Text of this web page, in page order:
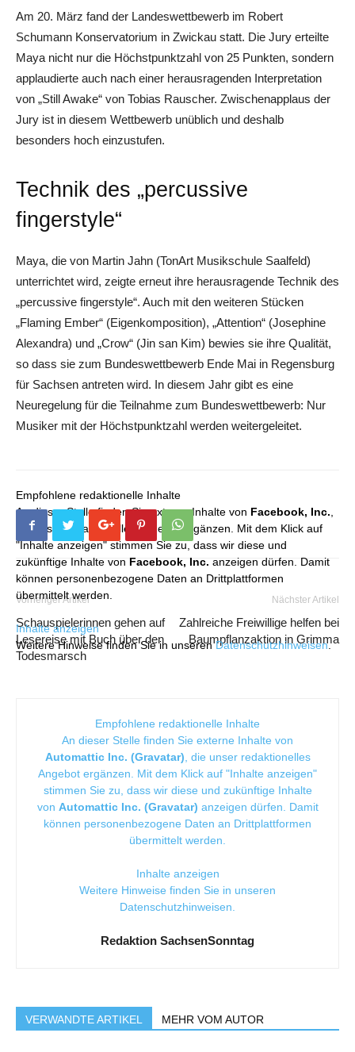
Am 20. März fand der Landeswettbewerb im Robert
Schumann Konservatorium in Zwickau statt. Die Jury erteilte
Maya nicht nur die Höchstpunktzahl von 25 Punkten, sondern
applaudierte auch nach einer herausragenden Interpretation
von „Still Awake“ von Tobias Rauscher. Zwischenapplaus der
Jury ist in diesem Wettbewerb unüblich und deshalb
besonders hoch einzustufen.
Technik des „percussive
fingerstyle“
Maya, die von Martin Jahn (TonArt Musikschule Saalfeld)
unterrichtet wird, zeigte erneut ihre herausragende Technik des
„percussive fingerstyle“. Auch mit den weiteren Stücken
„Flaming Ember“ (Eigenkomposition), „Attention“ (Josephine
Alexandra) und „Crow“ (Jin san Kim) bewies sie ihre Qualität,
so dass sie zum Bundeswettbewerb Ende Mai in Regensburg
für Sachsen antreten wird. In diesem Jahr gibt es eine
Neuregelung für die Teilnahme zum Bundeswettbewerb: Nur
Musiker mit der Höchstpunktzahl werden weitergeleitet.
Empfohlene redaktionelle Inhalte
An dieser Stelle finden Sie externe Inhalte von Facebook, Inc.
die unser redaktionelles Angebot ergänzen. Mit dem Klick auf
"Inhalte anzeigen" stimmen Sie zu, dass wir diese und
zukünftige Inhalte von Facebook, Inc. anzeigen dürfen. Damit
können personenbezogene Daten an Drittplattformen
übermittelt werden.
Inhalte anzeigen
Weitere Hinweise finden Sie in unserenDatenschutzhinweisen.
Vorheriger Artikel
Schauspielerinnen gehen auf
Lesereise mit Buch über den
Todesmarsch
Nächster Artikel
Zahlreiche Freiwillige helfen bei
Baumpflanzaktion in Grimma
Empfohlene redaktionelle Inhalte
An dieser Stelle finden Sie externe Inhalte von
Automattic Inc. (Gravatar) , die unser redaktionelles
Angebot ergänzen. Mit dem Klick auf "Inhalte anzeigen"
stimmen Sie zu, dass wir diese und zukünftige Inhalte
von Automattic Inc. (Gravatar) anzeigen dürfen. Damit
können personenbezogene Daten an Drittplattformen
übermittelt werden.
Inhalte anzeigen
Weitere Hinweise finden Sie in unseren
Datenschutzhinweisen
Redaktion SachsenSonntag
VERWANDTE ARTIKEL MEHR VOM AUTOR